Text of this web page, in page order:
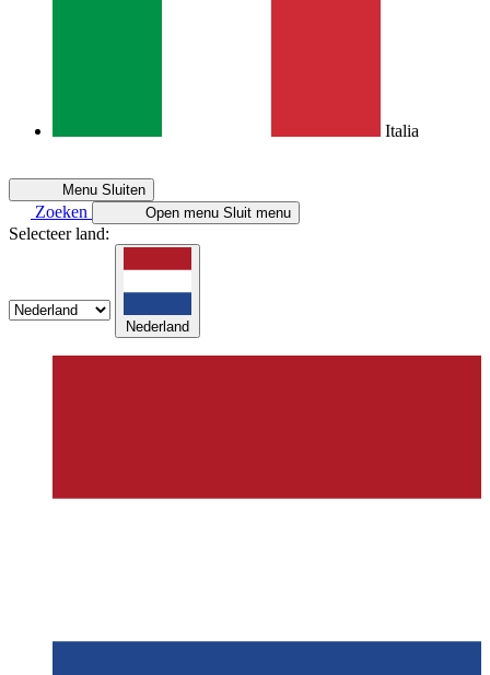
Italia
Menu Sluiten
Zoeken Open menu Sluit menu
Selecteer land:
Nederland